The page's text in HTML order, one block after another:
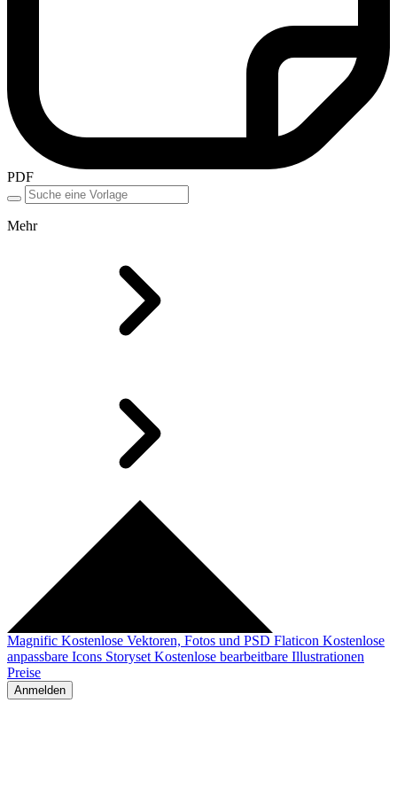
PDF
Mehr
Magnific Kostenlose Vektoren, Fotos und PSD Flaticon Kostenlose
anpassbare Icons Storyset Kostenlose bearbeitbare Illustrationen
Preise
Anmelden